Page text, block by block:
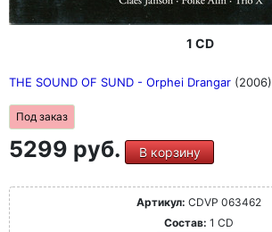
1 CD
THE SOUND OF SUND - Orphei Drangar (2006)
Под заказ
5299 руб. В корзину
Артикул: CDVP 063462
Состав: 1 CD